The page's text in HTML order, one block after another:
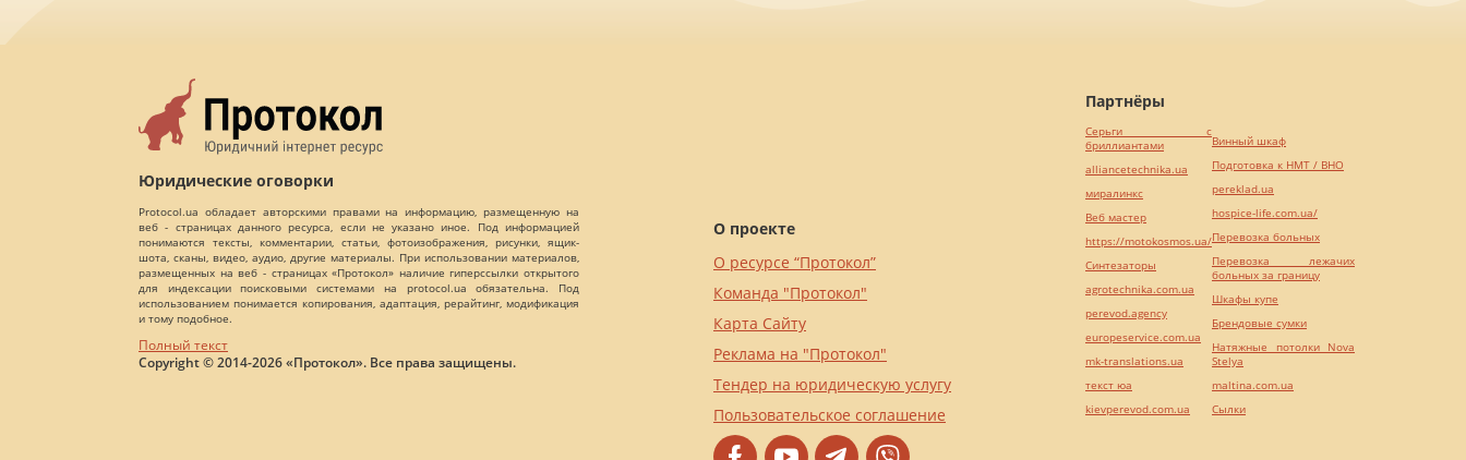
Юридические оговорки
Protocol.ua обладает авторскими правами на информацию, размещенную на
веб - страницах данного ресурса, если не указано иное. Под информацией
понимаются тексты, комментарии, статьи, фотоизображения, рисунки, ящик-
шота, сканы, видео, аудио, другие материалы. При использовании материалов,
размещенных на веб - страницах «Протокол» наличие гиперссылки открытого
для индексации поисковыми системами на protocol.ua обязательна. Под
использованием понимается копирования, адаптация, рерайтинг, модификация
и тому подобное.
Полный текст
Copyright © 2014-2026 «Протокол». Все права защищены.
О проекте
О ресурсе “Протокол”
Команда "Протокол"
Карта Сайту
Реклама на "Протокол"
Тендер на юридическую услугу
Пользовательское соглашение
Партнёры
Серьги с
бриллиантами
alliancetechnika.ua
миралинкс
Веб мастер
https://motokosmos.ua/
Синтезаторы
agrotechnika.com.ua
perevod.agency
europeservice.com.ua
mk-translations.ua
текст юа
kievperevod.com.ua
Винный шкаф
Подготовка к НМТ / ВНО
pereklad.ua
hospice-life.com.ua/
Перевозка больных
Перевозка лежачих
больных за границу
Шкафы купе
Брендовые сумки
Натяжные потолки Nova
Stelya
maltina.com.ua
Cылки